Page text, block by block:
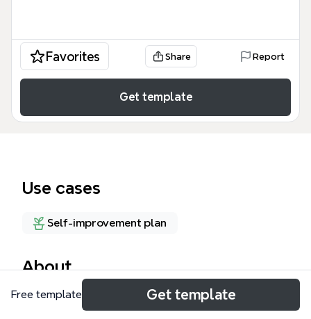
Favorites Share Report
Get template
Use cases
Self-improvement plan
About
夏織さんのダイエットPDCAテンプレートは、体重
Free template Get template